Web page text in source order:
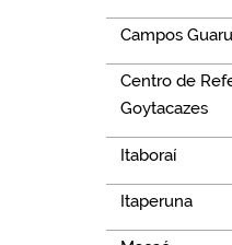
Campos
Centro de
Goytacazes
Itaboraí
Itaperuna